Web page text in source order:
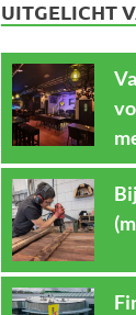
UITGELICHT